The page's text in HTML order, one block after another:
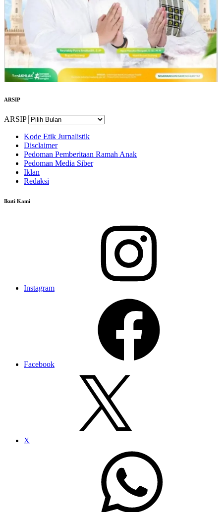
ARSIP
ARSIP
Kode Etik Jurnalistik
Disclaimer
Pedoman Pemberitaan Ramah Anak
Pedoman Media Siber
Iklan
Redaksi
Ikuti Kami
Instagram
Facebook
X